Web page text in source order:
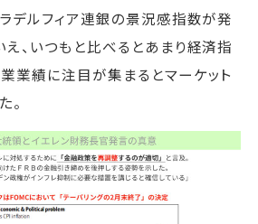
デルフィア連銀の景況感指数が発
え、いつもと比べるとあまり経済指
業績に注目が集まるとマーケット
。